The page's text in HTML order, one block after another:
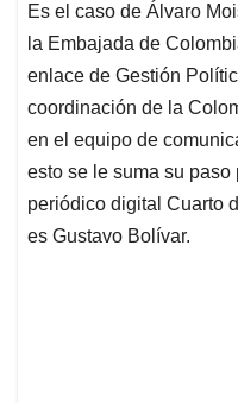
Es el caso de Álvaro
la Embajada de
enlace de Gestión
coordinación de la
en el equipo de
esto se le suma su paso
periódico digital Cuarto
es Gustavo Bolívar.